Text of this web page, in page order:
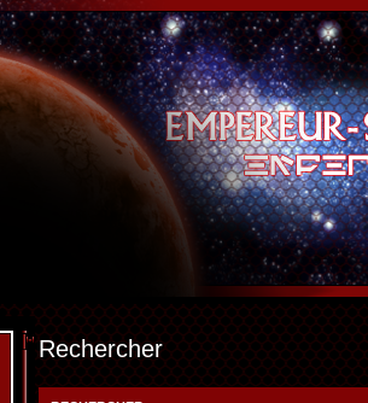
Rechercher